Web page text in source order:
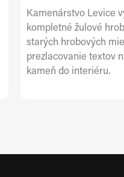
Kamenárstvo Levice
kompletné žulové
starých hrobových
prezlacovanie textov
kameň do interiéru.